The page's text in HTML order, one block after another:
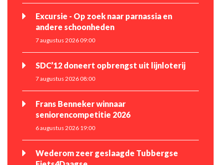
Excursie - Op zoek naar parnassia en
andere schoonheden
7 augustus 2026 09:00
SDC’12 doneert opbrengst uit lijnloterij
7 augustus 2026 08:00
Frans Benneker winnaar
seniorencompetitie 2026
6 augustus 2026 19:00
Wederom zeer geslaagde Tubbergse